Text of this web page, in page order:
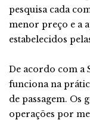
pesquisa cada
menor preço e a
estabelecidos
De acordo com a
funciona na
de passagem. Os
operações por